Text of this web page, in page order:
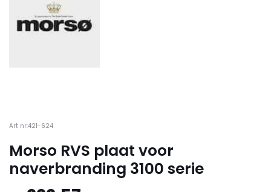
Art nr:421-624
Morso RVS plaat voor
naverbranding 3100 serie